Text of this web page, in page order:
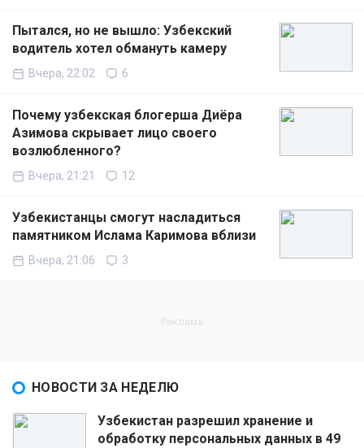
Пытался, но не вышло: Узбекский
водитель хотел обмануть камеру
Вчера, 22:02 6
Почему узбекская блогерша Диёра
Азимова скрывает лицо своего
возлюбленного?
Вчера, 21:21 12
Узбекистанцы смогут насладиться
памятником Ислама Каримова вблизи
Вчера, 21:06 3
НОВОСТИ ЗА НЕДЕЛЮ
Узбекистан разрешил хранение и
обработку персональных данных в 49